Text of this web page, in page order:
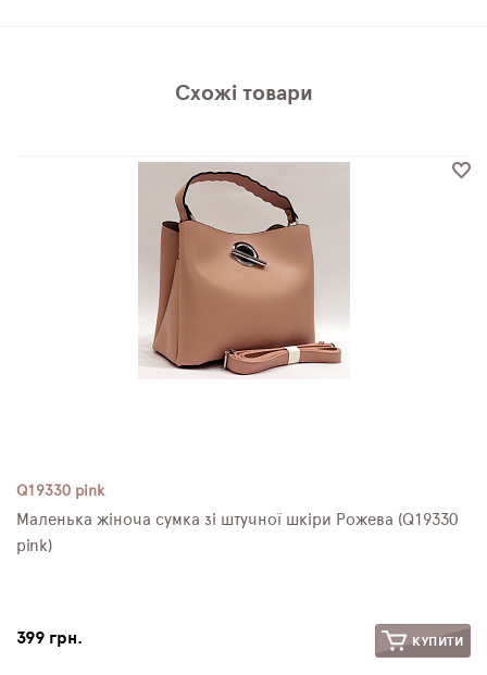
Схожі товари
Q19330 pink
Маленька жіноча сумка зі штучної шкіри Рожева (Q19330
pink)
399 грн. КУПИТИ